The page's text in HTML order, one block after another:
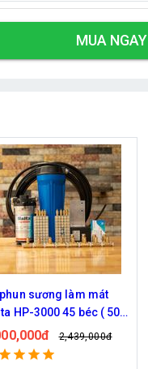
MUA NGAY
phun sương làm mát
HP-3000 40 béc ( 40M
)
2,149,000đ